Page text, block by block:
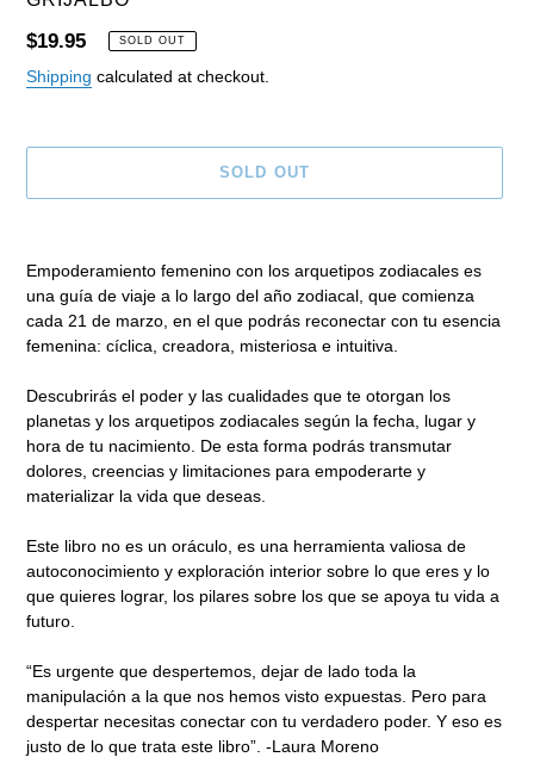
Regular
price
$19.95 SOLD OUT
Shipping calculated at checkout.
SOLD OUT
Empoderamiento femenino con los arquetipos zodiacales es
una guía de viaje a lo largo del año zodiacal, que comienza
cada 21 de marzo, en el que podrás reconectar con tu esencia
femenina: cíclica, creadora, misteriosa e intuitiva.
Descubrirás el poder y las cualidades que te otorgan los
planetas y los arquetipos zodiacales según la fecha, lugar y
hora de tu nacimiento. De esta forma podrás transmutar
dolores, creencias y limitaciones para empoderarte y
materializar la vida que deseas.
Este libro no es un oráculo, es una herramienta valiosa de
autoconocimiento y exploración interior sobre lo que eres y lo
que quieres lograr, los pilares sobre los que se apoya tu vida a
futuro.
“Es urgente que despertemos, dejar de lado toda la
manipulación a la que nos hemos visto expuestas. Pero para
despertar necesitas conectar con tu verdadero poder. Y eso es
justo de lo que trata este libro”. -Laura Moreno